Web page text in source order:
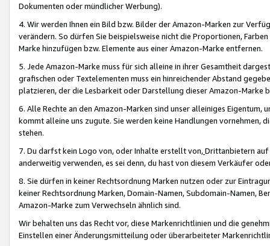
Dokumenten oder mündlicher Werbung).
4. Wir werden Ihnen ein Bild bzw. Bilder der Amazon-Marken zur
verändern. So dürfen Sie beispielsweise nicht die Proportionen,
Marke hinzufügen bzw. Elemente aus einer Amazon-Marke entfernen.
5. Jede Amazon-Marke muss für sich alleine in ihrer Gesamtheit
grafischen oder Textelementen muss ein hinreichender Abstand
platzieren, der die Lesbarkeit oder Darstellung dieser Amazon-Marke
6. Alle Rechte an den Amazon-Marken sind unser alleiniges
kommt alleine uns zugute. Sie werden keine Handlungen vornehmen,
stehen.
7. Du darfst kein Logo von, oder Inhalte erstellt von,Drittanbietern auf
anderweitig verwenden, es sei denn, du hast von diesem Verkäufer
8. Sie dürfen in keiner Rechtsordnung Marken nutzen oder zur
keiner Rechtsordnung Marken, Domain-Namen, Subdomain-Namen,
Amazon-Marke zum Verwechseln ähnlich sind.
Wir behalten uns das Recht vor, diese Markenrichtlinien und die
Einstellen einer Änderungsmitteilung oder überarbeiteter